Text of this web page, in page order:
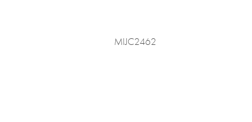
MIJC2462